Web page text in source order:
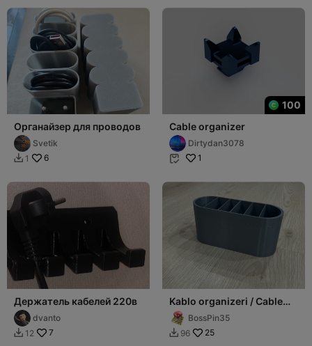
Органайзер для проводов
Svetik
 1 6
100
Cable organizer
Dirtydan3078
 1
Держатель кабелей 220в
dvanto
 12 7
Kablo organizeri / Cable
organizer
BossPin35
 96 25